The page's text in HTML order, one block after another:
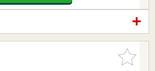
お気に入
りに追加